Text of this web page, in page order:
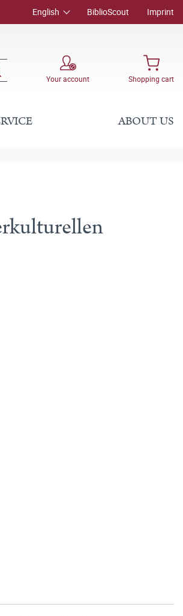
English BiblioScout Imprint
Your account Shopping cart
ABOUT US